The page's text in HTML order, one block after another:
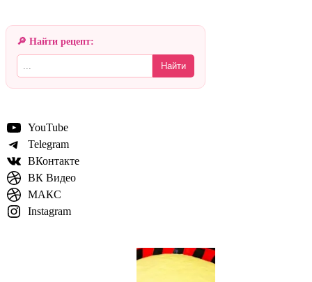
🔎 Найти рецепт:
Найти
YouTube
Telegram
ВКонтакте
ВК Видео
МАКС
Instagram